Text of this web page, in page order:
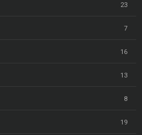
23
7
16
13
8
19